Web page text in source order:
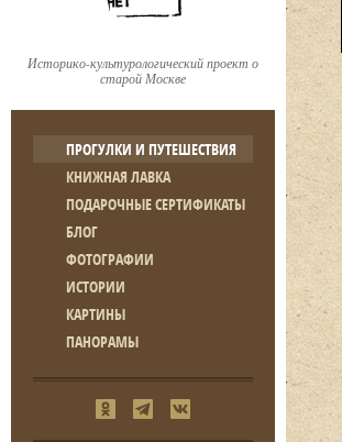
Историко-культурологический проект о
старой Москве
ПРОГУЛКИ И ПУТЕШЕСТВИЯ
КНИЖНАЯ ЛАВКА
ПОДАРОЧНЫЕ СЕРТИФИКАТЫ
БЛОГ
ФОТОГРАФИИ
ИСТОРИИ
КАРТИНЫ
ПАНОРАМЫ